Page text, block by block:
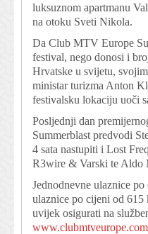
luksuznom apartmanu
na otoku Sveti Nikola.
Da Club MTV Europe
festival, nego donosi i
Hrvatske u svijetu,
ministar turizma Anton
festivalsku lokaciju uoči
Posljednji dan
Summerblast predvodi
4 sata nastupiti i Lost
R3wire & Varski te Aldo
Jednodnevne ulaznice
ulaznice po cijeni od 615
uvijek osigurati na
www.clubmtveurope.com